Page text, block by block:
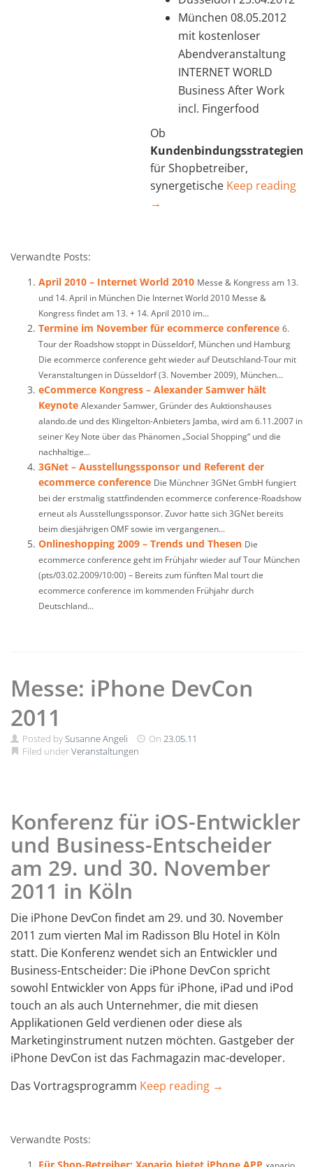
München 08.05.2012
mit kostenloser
Abendveranstaltung
INTERNET WORLD
Business After Work
incl. Fingerfood
Ob
Kundenbindungsstrategien
für Shopbetreiber,
synergetische Keep reading
→
Verwandte Posts:
April 2010 – Internet World 2010 Messe & Kongress am 13.
und 14. April in München Die Internet World 2010 Messe &
Kongress findet am 13. + 14. April 2010 im...
Termine im November für ecommerce conference 6.
Tour der Roadshow stoppt in Düsseldorf, München und Hamburg
Die ecommerce conference geht wieder auf Deutschland-Tour mit
Veranstaltungen in Düsseldorf (3. November 2009), München...
eCommerce Kongress – Alexander Samwer hält
Keynote Alexander Samwer, Gründer des Auktionshauses
alando.de und des Klingelton-Anbieters Jamba, wird am 6.11.2007 in
seiner Key Note über das Phänomen „Social Shopping“ und die
nachhaltige...
3GNet – Ausstellungssponsor und Referent der
ecommerce conference Die Münchner 3GNet GmbH fungiert
bei der erstmalig stattfindenden ecommerce conference-Roadshow
erneut als Ausstellungssponsor. Zuvor hatte sich 3GNet bereits
beim diesjährigen OMF sowie im vergangenen...
Onlineshopping 2009 – Trends und Thesen Die
ecommerce conference geht im Frühjahr wieder auf Tour München
(pts/03.02.2009/10:00) – Bereits zum fünften Mal tourt die
ecommerce conference im kommenden Frühjahr durch
Deutschland...
Messe: iPhone DevCon
2011
Posted bySusanne Angeli On 23.05.11
Filed underVeranstaltungen
Konferenz für iOS-Entwickler
und Business-Entscheider
am 29. und 30. November
2011 in Köln
Die iPhone DevCon findet am 29. und 30. November
2011 zum vierten Mal im Radisson Blu Hotel in Köln
statt. Die Konferenz wendet sich an Entwickler und
Business-Entscheider: Die iPhone DevCon spricht
sowohl Entwickler von Apps für iPhone, iPad und iPod
touch an als auch Unternehmer, die mit diesen
Applikationen Geld verdienen oder diese als
Marketinginstrument nutzen möchten. Gastgeber der
iPhone DevCon ist das Fachmagazin mac-developer.
Das Vortragsprogramm Keep reading →
Verwandte Posts:
Für Shop-Betreiber: Xanario bietet iPhone APP xanario